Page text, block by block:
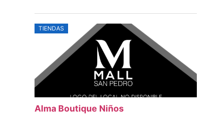
TIENDAS
Alma Boutique Niños